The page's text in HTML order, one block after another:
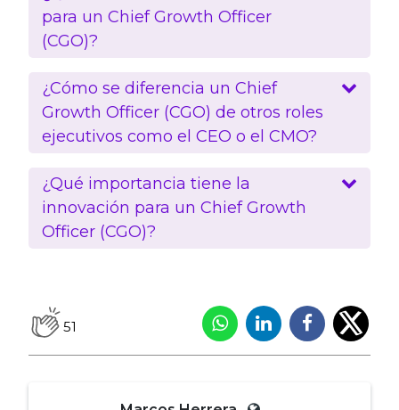
para un Chief Growth Officer
(CGO)?
¿Cómo se diferencia un Chief
Growth Officer (CGO) de otros roles
ejecutivos como el CEO o el CMO?
¿Qué importancia tiene la
innovación para un Chief Growth
Officer (CGO)?
51